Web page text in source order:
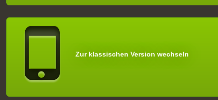
Zur klassischen Version wechseln